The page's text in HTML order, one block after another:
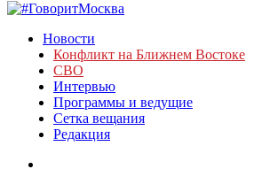
Новости
Конфликт на Ближнем Востоке
СВО
Интервью
Программы и ведущие
Сетка вещания
Редакция